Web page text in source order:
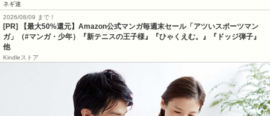
ネギ速
2026/08/09 まで！
[PR]
【最大50%還元】Amazon公式マンガ毎週末セール「アツいスポーツマン
ガ」（#マンガ・少年）『新テニスの王子様』『ひゃくえむ。』『ドッジ弾子』
他
Kindleストア